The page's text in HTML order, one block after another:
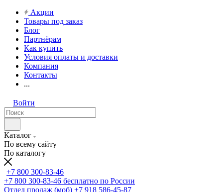
Акции
Товары под заказ
Блог
Партнёрам
Как купить
Условия оплаты и доставки
Компания
Контакты
...
Войти
Каталог
По всему сайту
По каталогу
+7 800 300-83-46
+7 800 300-83-46 бесплатно по России
Отдел продаж (моб) +7 918 586-45-87